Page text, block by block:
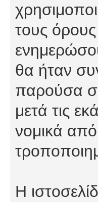
τους
θα ήταν
παρούσα
μετά τις
νομικά
Η